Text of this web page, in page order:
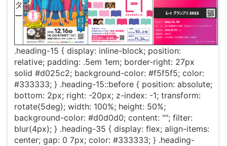
タ
ー
.heading-15 { display: inline-block; position:
relative; padding: .5em 1em; border-right: 27px
solid #d025c2; background-color: #f5f5f5; color:
#333333; } .heading-15::before { position: absolute;
bottom: 2px; right: -20px; z-index: -1; transform:
rotate(5deg); width: 100%; height: 50%;
background-color: #d0d0d0; content: ""; filter:
blur(4px); } .heading-35 { display: flex; align-items:
center; gap: 0 7px; color: #333333; } .heading-